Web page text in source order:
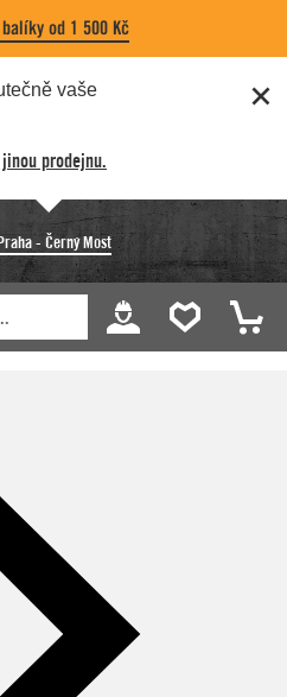
od 1 500 Kč
vaše
prodejnu.
- Černý Most